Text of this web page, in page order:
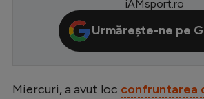
Premier League
LaLiga
Bundesliga
iAMsport.ro
Urmărește-ne pe
Miercuri, a avut loc confruntarea